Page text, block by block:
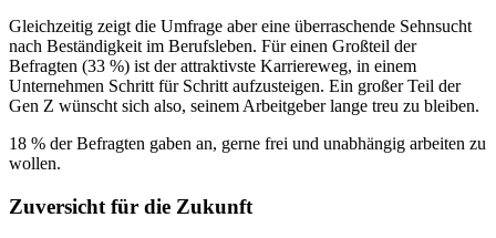
Gleichzeitig zeigt die Umfrage aber eine überraschende Sehnsucht
nach Beständigkeit im Berufsleben. Für einen Großteil der
Befragten (33 %) ist der attraktivste Karriereweg, in einem
Unternehmen Schritt für Schritt aufzusteigen. Ein großer Teil der
Gen Z wünscht sich also, seinem Arbeitgeber lange treu zu bleiben.
18 % der Befragten gaben an, gerne frei und unabhängig arbeiten zu
wollen.
Zuversicht für die Zukunft